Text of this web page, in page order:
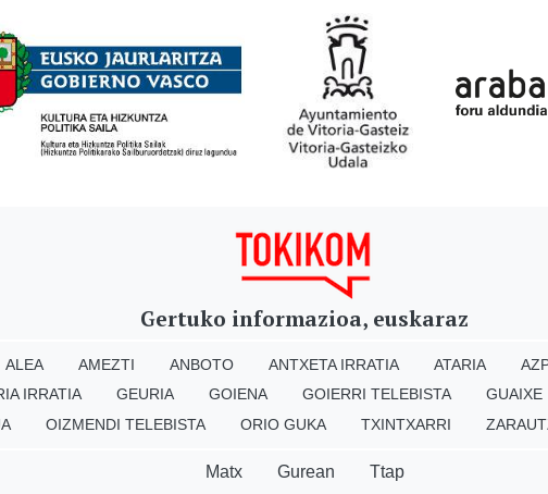
Gertuko informazioa, euskaraz
ALEA AMEZTI ANBOTO ANTXETA IRRATIA ATARIA
IRRATIA GEURIA GOIENA GOIERRI TELEBISTA GUAIXE
OIZMENDI TELEBISTA ORIO GUKA TXINTXARRI
Matx Gurean Ttap